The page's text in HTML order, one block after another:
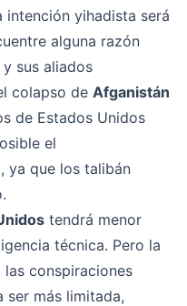
yihadista será
alguna razón
sus aliados
colapso de Afganistán
de Estados Unidos
el
ya que los talibán
tendrá menor
técnica. Pero la
conspiraciones
ser más limitada,